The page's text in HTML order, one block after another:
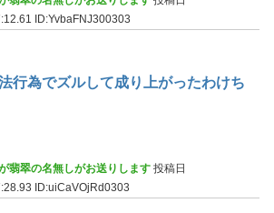
ID:YvbaFNJ300303
行為でズルして成り上がったわけち
翡翠の名無しがお送りします 投稿日
ID:uiCaVOjRd0303